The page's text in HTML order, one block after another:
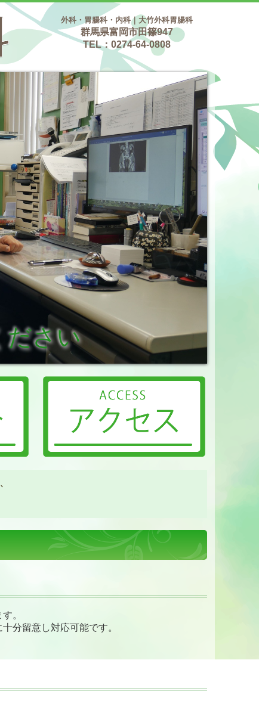
外科・胃腸科・内科｜ 大竹外科胃腸科
群馬県富岡市田篠947
TEL：0274-64-0808
ださい
。
分留意し対応可能です。